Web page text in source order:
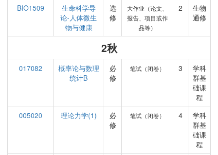
BIO1509
生命科学导
论-人体微生
物与健康
选
修
大作业（论文、
报告、项目或作
品等）
2
生物
通修
2秋
017082
概率论与数理
统计B
必
修
笔试（闭卷） 3
学科
群基
础课
程
005020
理论力学(1)
必
修
笔试（闭卷） 4
学科
群基
础课
程